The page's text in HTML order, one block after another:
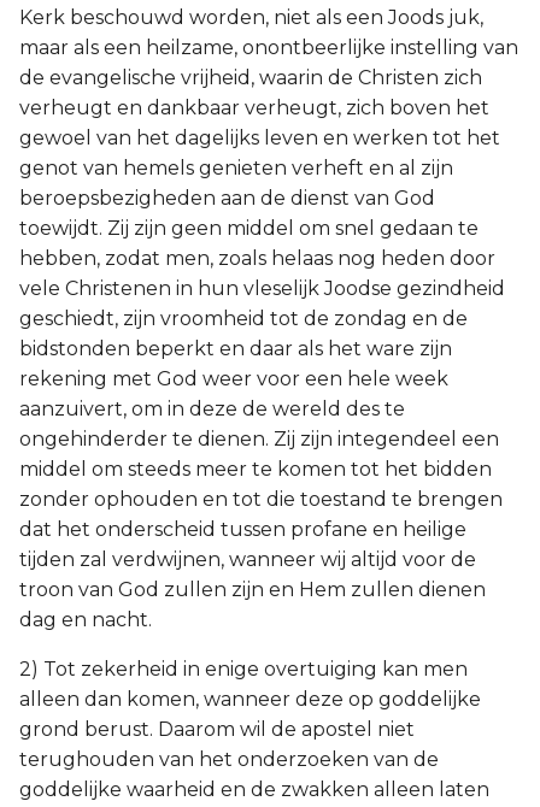
Kerk beschouwd worden, niet als een Joods juk,
maar als een heilzame, onontbeerlijke instelling van
de evangelische vrijheid, waarin de Christen zich
verheugt en dankbaar verheugt, zich boven het
gewoel van het dagelijks leven en werken tot het
genot van hemels genieten verheft en al zijn
beroepsbezigheden aan de dienst van God
toewijdt. Zij zijn geen middel om snel gedaan te
hebben, zodat men, zoals helaas nog heden door
vele Christenen in hun vleselijk Joodse gezindheid
geschiedt, zijn vroomheid tot de zondag en de
bidstonden beperkt en daar als het ware zijn
rekening met God weer voor een hele week
aanzuivert, om in deze de wereld des te
ongehinderder te dienen. Zij zijn integendeel een
middel om steeds meer te komen tot het bidden
zonder ophouden en tot die toestand te brengen
dat het onderscheid tussen profane en heilige
tijden zal verdwijnen, wanneer wij altijd voor de
troon van God zullen zijn en Hem zullen dienen
dag en nacht.
2) Tot zekerheid in enige overtuiging kan men
alleen dan komen, wanneer deze op goddelijke
grond berust. Daarom wil de apostel niet
terughouden van het onderzoeken van de
goddelijke waarheid en de zwakken alleen laten